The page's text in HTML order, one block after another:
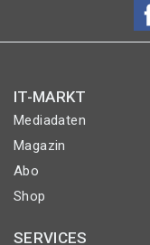
IT-MARKT
Mediadaten
Magazin
Abo
Shop
SERVICES